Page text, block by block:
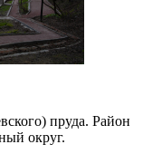
пруда. Район
округ.